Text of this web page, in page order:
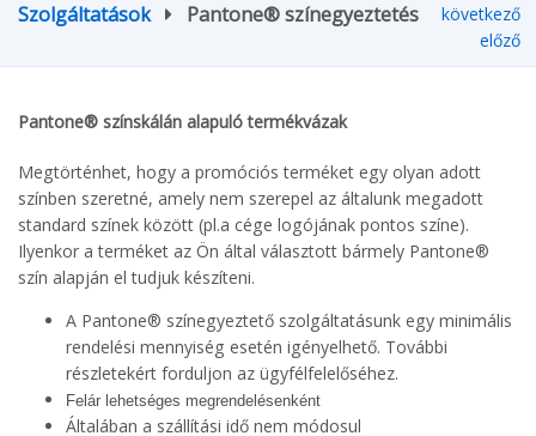
Szolgáltatások Pantone® színegyeztetés
következő
előző
Pantone® színskálán alapuló termékvázak
Megtörténhet, hogy a promóciós terméket egy olyan adott
színben szeretné, amely nem szerepel az általunk megadott
standard színek között (pl.a cége logójának pontos színe).
Ilyenkor a terméket az Ön által választott bármely Pantone®
szín alapján el tudjuk készíteni.
A Pantone® színegyeztető szolgáltatásunk egy minimális
rendelési mennyiség esetén igényelhető. További
részletekért forduljon az ügyfélfelelőséhez.
Felár lehetséges megrendelésenként
Általában a szállítási idő nem módosul